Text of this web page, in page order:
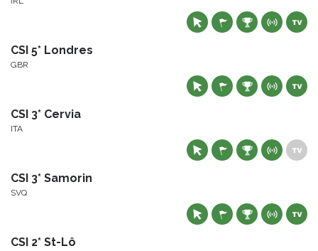
CSI 5* Londres
GBR
CSI 3* Cervia
ITA
CSI 3* Samorin
SVQ
CSI 2* St-Lô